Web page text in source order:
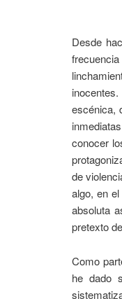
Desde
escénica,
conocer
de
algo, en
absoluta
pretexto
Como
he dado